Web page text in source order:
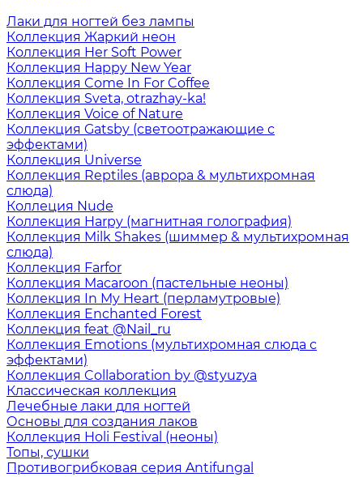
Лаки для ногтей без лампы
Коллекция Жаркий неон
Коллекция Her Soft Power
Коллекция Happy New Year
Коллекция Come In For Coffee
Коллекция Sveta, otrazhay-ka!
Коллекция Voice of Nature
Коллекция Gatsby (светоотражающие с
эффектами)
Коллекция Universe
Коллекция Reptiles (аврора & мультихромная
слюда)
Коллеция Nude
Коллекция Harpy (магнитная голография)
Коллекция Milk Shakes (шиммер & мультихромная
слюда)
Коллекция Farfor
Коллекция Macaroon (пастельные неоны)
Коллекция In My Heart (перламутровые)
Коллекция Enchanted Forest
Коллекция feat @Nail_ru
Коллекция Emotions (мультихромная слюда с
эффектами)
Коллекция Collaboration by @styuzya
Классическая коллекция
Лечебные лаки для ногтей
Основы для создания лаков
Коллекция Holi Festival (неоны)
Топы, сушки
Противогрибковая серия Antifungal